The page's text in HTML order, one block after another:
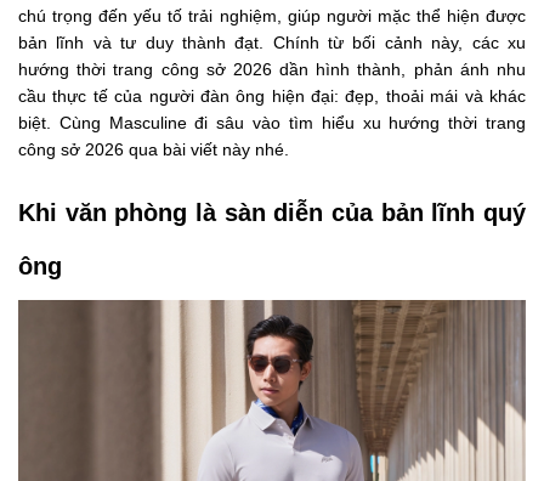
chú trọng đến yếu tố trải nghiệm, giúp người mặc thể hiện được
bản lĩnh và tư duy thành đạt. Chính từ bối cảnh này, các xu
hướng thời trang công sở 2026 dần hình thành, phản ánh nhu
cầu thực tế của người đàn ông hiện đại: đẹp, thoải mái và khác
biệt. Cùng Masculine đi sâu vào tìm hiểu xu hướng thời trang
công sở 2026 qua bài viết này nhé.
Khi văn phòng là sàn diễn của bản lĩnh quý
ông